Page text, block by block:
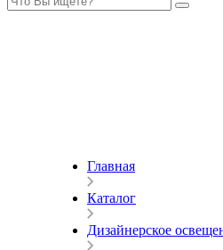
Главная
Каталог
Дизайнерское